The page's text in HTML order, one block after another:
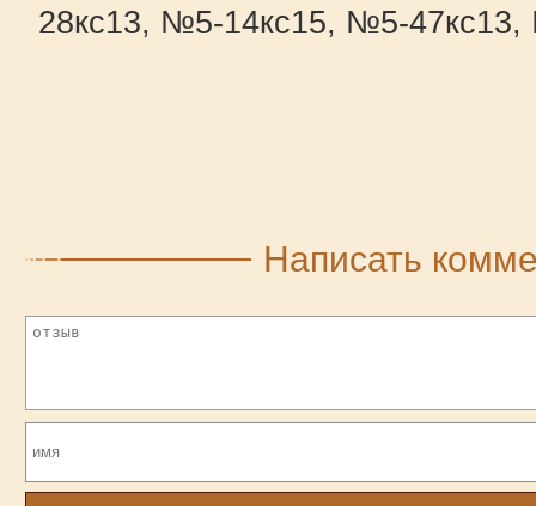
28кс13, №5-14кс15, №5-
Написать